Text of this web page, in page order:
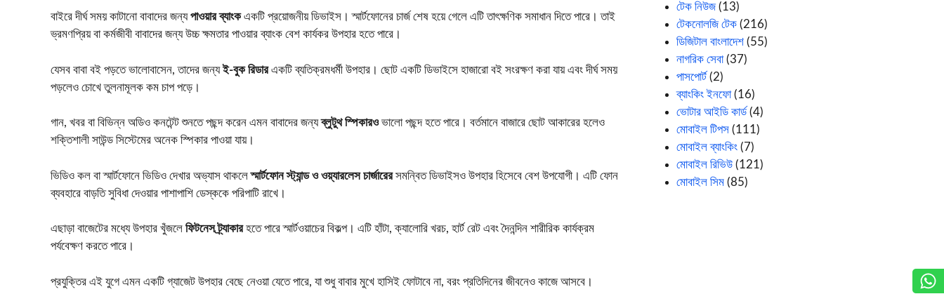
বাইরে দীর্ঘ সময় কাটানো বাবাদের জন্যপাওয়ার ব্যাংকএকটি প্রয়োজনীয় ডিভাইস। স্মার্টফোনের চার্জ শেষ হয়ে গেলে এটি তাৎক্ষণিক সমাধান দিতে পারে। তাই
ভ্রমণপ্রিয় বা কর্মজীবী বাবাদের জন্য উচ্চ ক্ষমতার পাওয়ার ব্যাংক বেশ কার্যকর উপহার হতে পারে।
যেসব বাবা বই পড়তে ভালোবাসেন, তাদের জন্যই-বুক রিডারএকটি ব্যতিক্রমধর্মী উপহার। ছোট একটি ডিভাইসে হাজারো বই সংরক্ষণ করা যায় এবং দীর্ঘ সময়
পড়লেও চোখে তুলনামূলক কম চাপ পড়ে।
গান, খবর বা বিভিন্ন অডিও কনটেন্ট শুনতে পছন্দ করেন এমন বাবাদের জন্যব্লুটুথ স্পিকারওভালো পছন্দ হতে পারে। বর্তমানে বাজারে ছোট আকারের হলেও
শক্তিশালী সাউন্ড সিস্টেমের অনেক স্পিকার পাওয়া যায়।
ভিডিও কল বা স্মার্টফোনে ভিডিও দেখার অভ্যাস থাকলেস্মার্টফোন স্ট্যান্ড ও ওয়্যারলেস চার্জারেরসমন্বিত ডিভাইসও উপহার হিসেবে বেশ উপযোগী। এটি ফোন
ব্যবহারে বাড়তি সুবিধা দেওয়ার পাশাপাশি ডেস্ককে পরিপাটি রাখে।
এছাড়া বাজেটের মধ্যে উপহার খুঁজলে ফিটনেস ট্র্যাকারহতে পারে স্মার্টওয়াচের বিকল্প। এটি হাঁটা, ক্যালোরি খরচ, হার্ট রেট এবং দৈনন্দিন শারীরিক কার্যক্রম
পর্যবেক্ষণ করতে পারে।
প্রযুক্তির এই যুগে এমন একটি গ্যাজেট উপহার বেছে নেওয়া যেতে পারে, যা শুধু বাবার মুখে হাসিই ফোটাবে না, বরং প্রতিদিনের জীবনেও কাজে আসবে।
টেক নিউজ(13)
টেকনোলজি টেক (216)
ডিজিটাল বাংলাদেশ (55)
নাগরিক সেবা(37)
পাসপোর্ট (2)
ব্যাংকিং ইনফো(16)
ভোটার আইডি কার্ড (4)
মোবাইল টিপস (111)
মোবাইল ব্যাংকিং (7)
মোবাইল রিভিউ (121)
মোবাইল সিম (85)